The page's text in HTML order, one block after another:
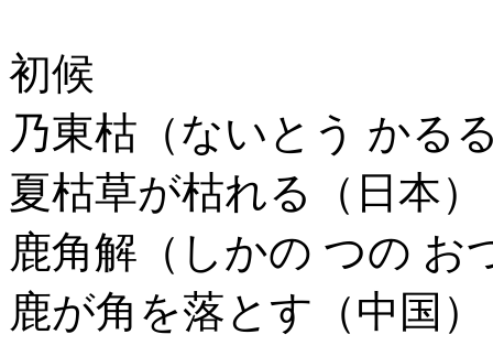
初候
乃東枯（ないとう かる
夏枯草が枯れる（日本）
鹿角解（しかの つの お
鹿が角を落とす（中国）